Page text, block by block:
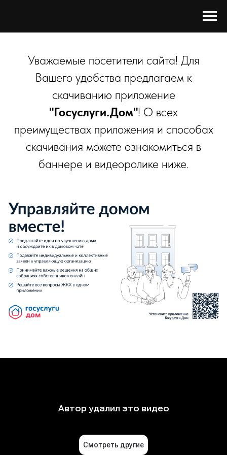
Уважаемые посетители сайта! Для
Вашего удобства предлагаем к
скачиванию приложение
"Госуслуги.Дом"! О всех
преимуществах приложения и способах
скачивания можете ознакомиться в
баннере и видеоролике ниже.